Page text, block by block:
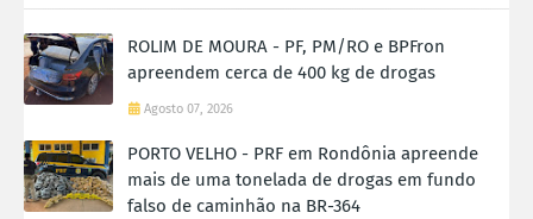
ROLIM DE MOURA - PF, PM/RO e BPFron
apreendem cerca de 400 kg de drogas
Agosto 07, 2026
PORTO VELHO - PRF em Rondônia apreende
mais de uma tonelada de drogas em fundo
falso de caminhão na BR-364